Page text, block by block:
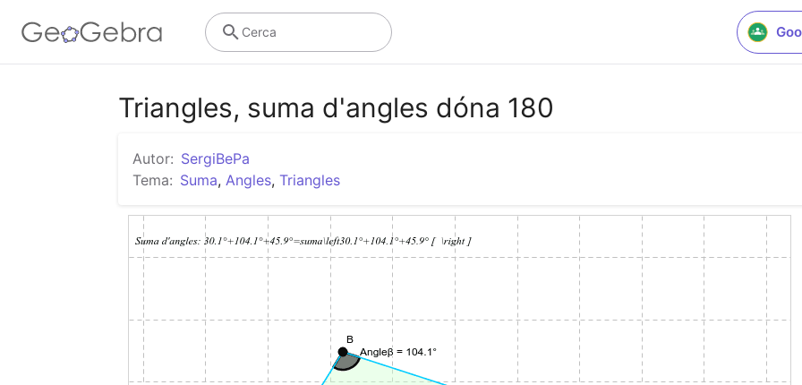
Cerca
Triangles, suma d'angles dóna 180
Autor: SergiBePa
Tema: Suma, Angles, Triangles